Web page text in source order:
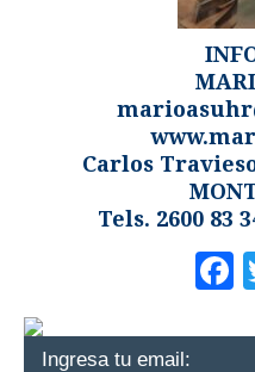
Carlos
Tels. 2600 83
Ingresa tu email: